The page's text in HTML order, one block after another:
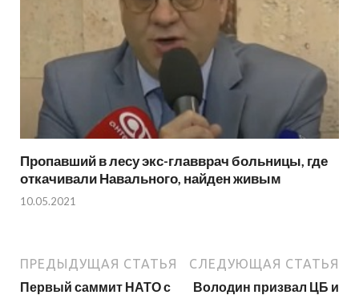
Пропавший в лесу экс-главврач больницы, где
откачивали Навального, найден живым
10.05.2021
ПРЕДЫДУЩАЯ СТАТЬЯ
Первый саммит НАТО с
СЛЕДУЮЩАЯ СТАТЬЯ
Володин призвал ЦБ и